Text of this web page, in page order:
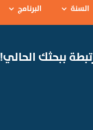
السنة البرنامج
ببحثك الحالي!